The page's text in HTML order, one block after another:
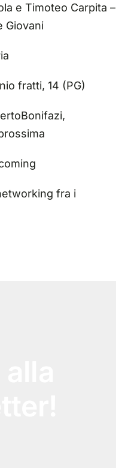
e Timoteo Carpita –
Giovani
fratti, 14 (PG)
fra i